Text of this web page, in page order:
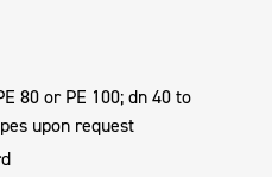
80 or PE 100; dn 40 to
upon request